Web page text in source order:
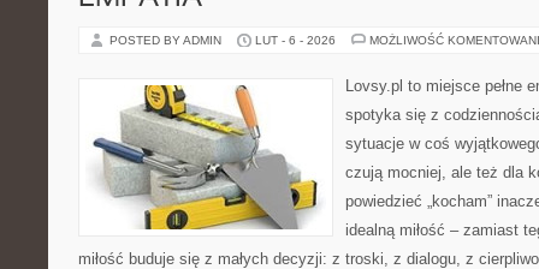
POSTED BY ADMIN LUT - 6 - 2026 MOŻLIWOŚĆ
Lovsy.pl to miejsce pełne
spotyka się z
sytuacje w coś
czują mocniej, ale też dla
powiedzieć „kocham”
idealną miłość – zamiast
miłość buduje się z małych decyzji: z troski, z dialogu, z